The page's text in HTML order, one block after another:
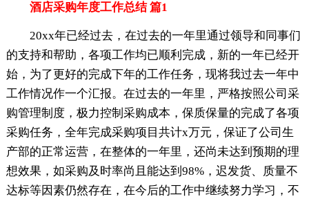
酒店采购年度工作总结 篇1
20xx年已经过去，在过去的一年里通过领导和同事们
的支持和帮助，各项工作均已顺利完成，新的一年已经开
始，为了更好的完成下年的工作任务，现将我过去一年中
工作情况作一个汇报。在过去的一年里，严格按照公司采
购管理制度，极力控制采购成本，保质保量的完成了各项
采购任务，全年完成采购项目共计x万元，保证了公司生
产部的正常运营，在整体的一年里，还尚未达到预期的理
想效果，如采购及时率尚且能达到98%，迟发货、质量不
达标等因素仍然存在，在今后的工作中继续努力学习，不